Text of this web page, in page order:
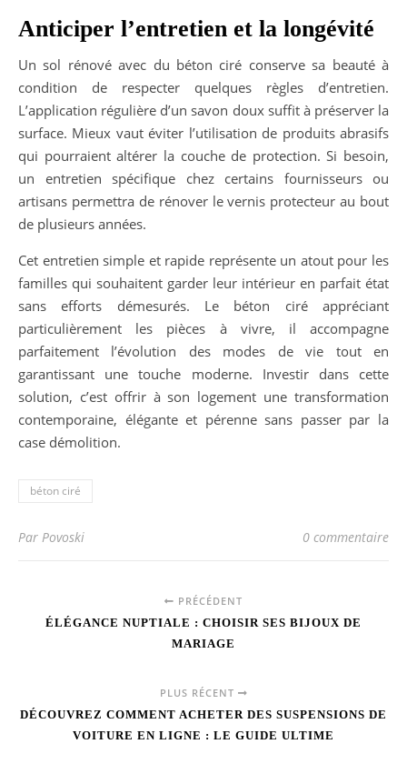
Anticiper l’entretien et la longévité
Un sol rénové avec du béton ciré conserve sa beauté à
condition de respecter quelques règles d’entretien.
L’application régulière d’un savon doux suffit à préserver la
surface. Mieux vaut éviter l’utilisation de produits abrasifs
qui pourraient altérer la couche de protection. Si besoin,
un entretien spécifique chez certains fournisseurs ou
artisans permettra de rénover le vernis protecteur au bout
de plusieurs années.
Cet entretien simple et rapide représente un atout pour les
familles qui souhaitent garder leur intérieur en parfait état
sans efforts démesurés. Le béton ciré appréciant
particulièrement les pièces à vivre, il accompagne
parfaitement l’évolution des modes de vie tout en
garantissant une touche moderne. Investir dans cette
solution, c’est offrir à son logement une transformation
contemporaine, élégante et pérenne sans passer par la
case démolition.
béton ciré
Par Povoski 0 commentaire
PRÉCÉDENT
ÉLÉGANCE NUPTIALE : CHOISIR SES BIJOUX DE
MARIAGE
PLUS RÉCENT
DÉCOUVREZ COMMENT ACHETER DES SUSPENSIONS DE
VOITURE EN LIGNE : LE GUIDE ULTIME